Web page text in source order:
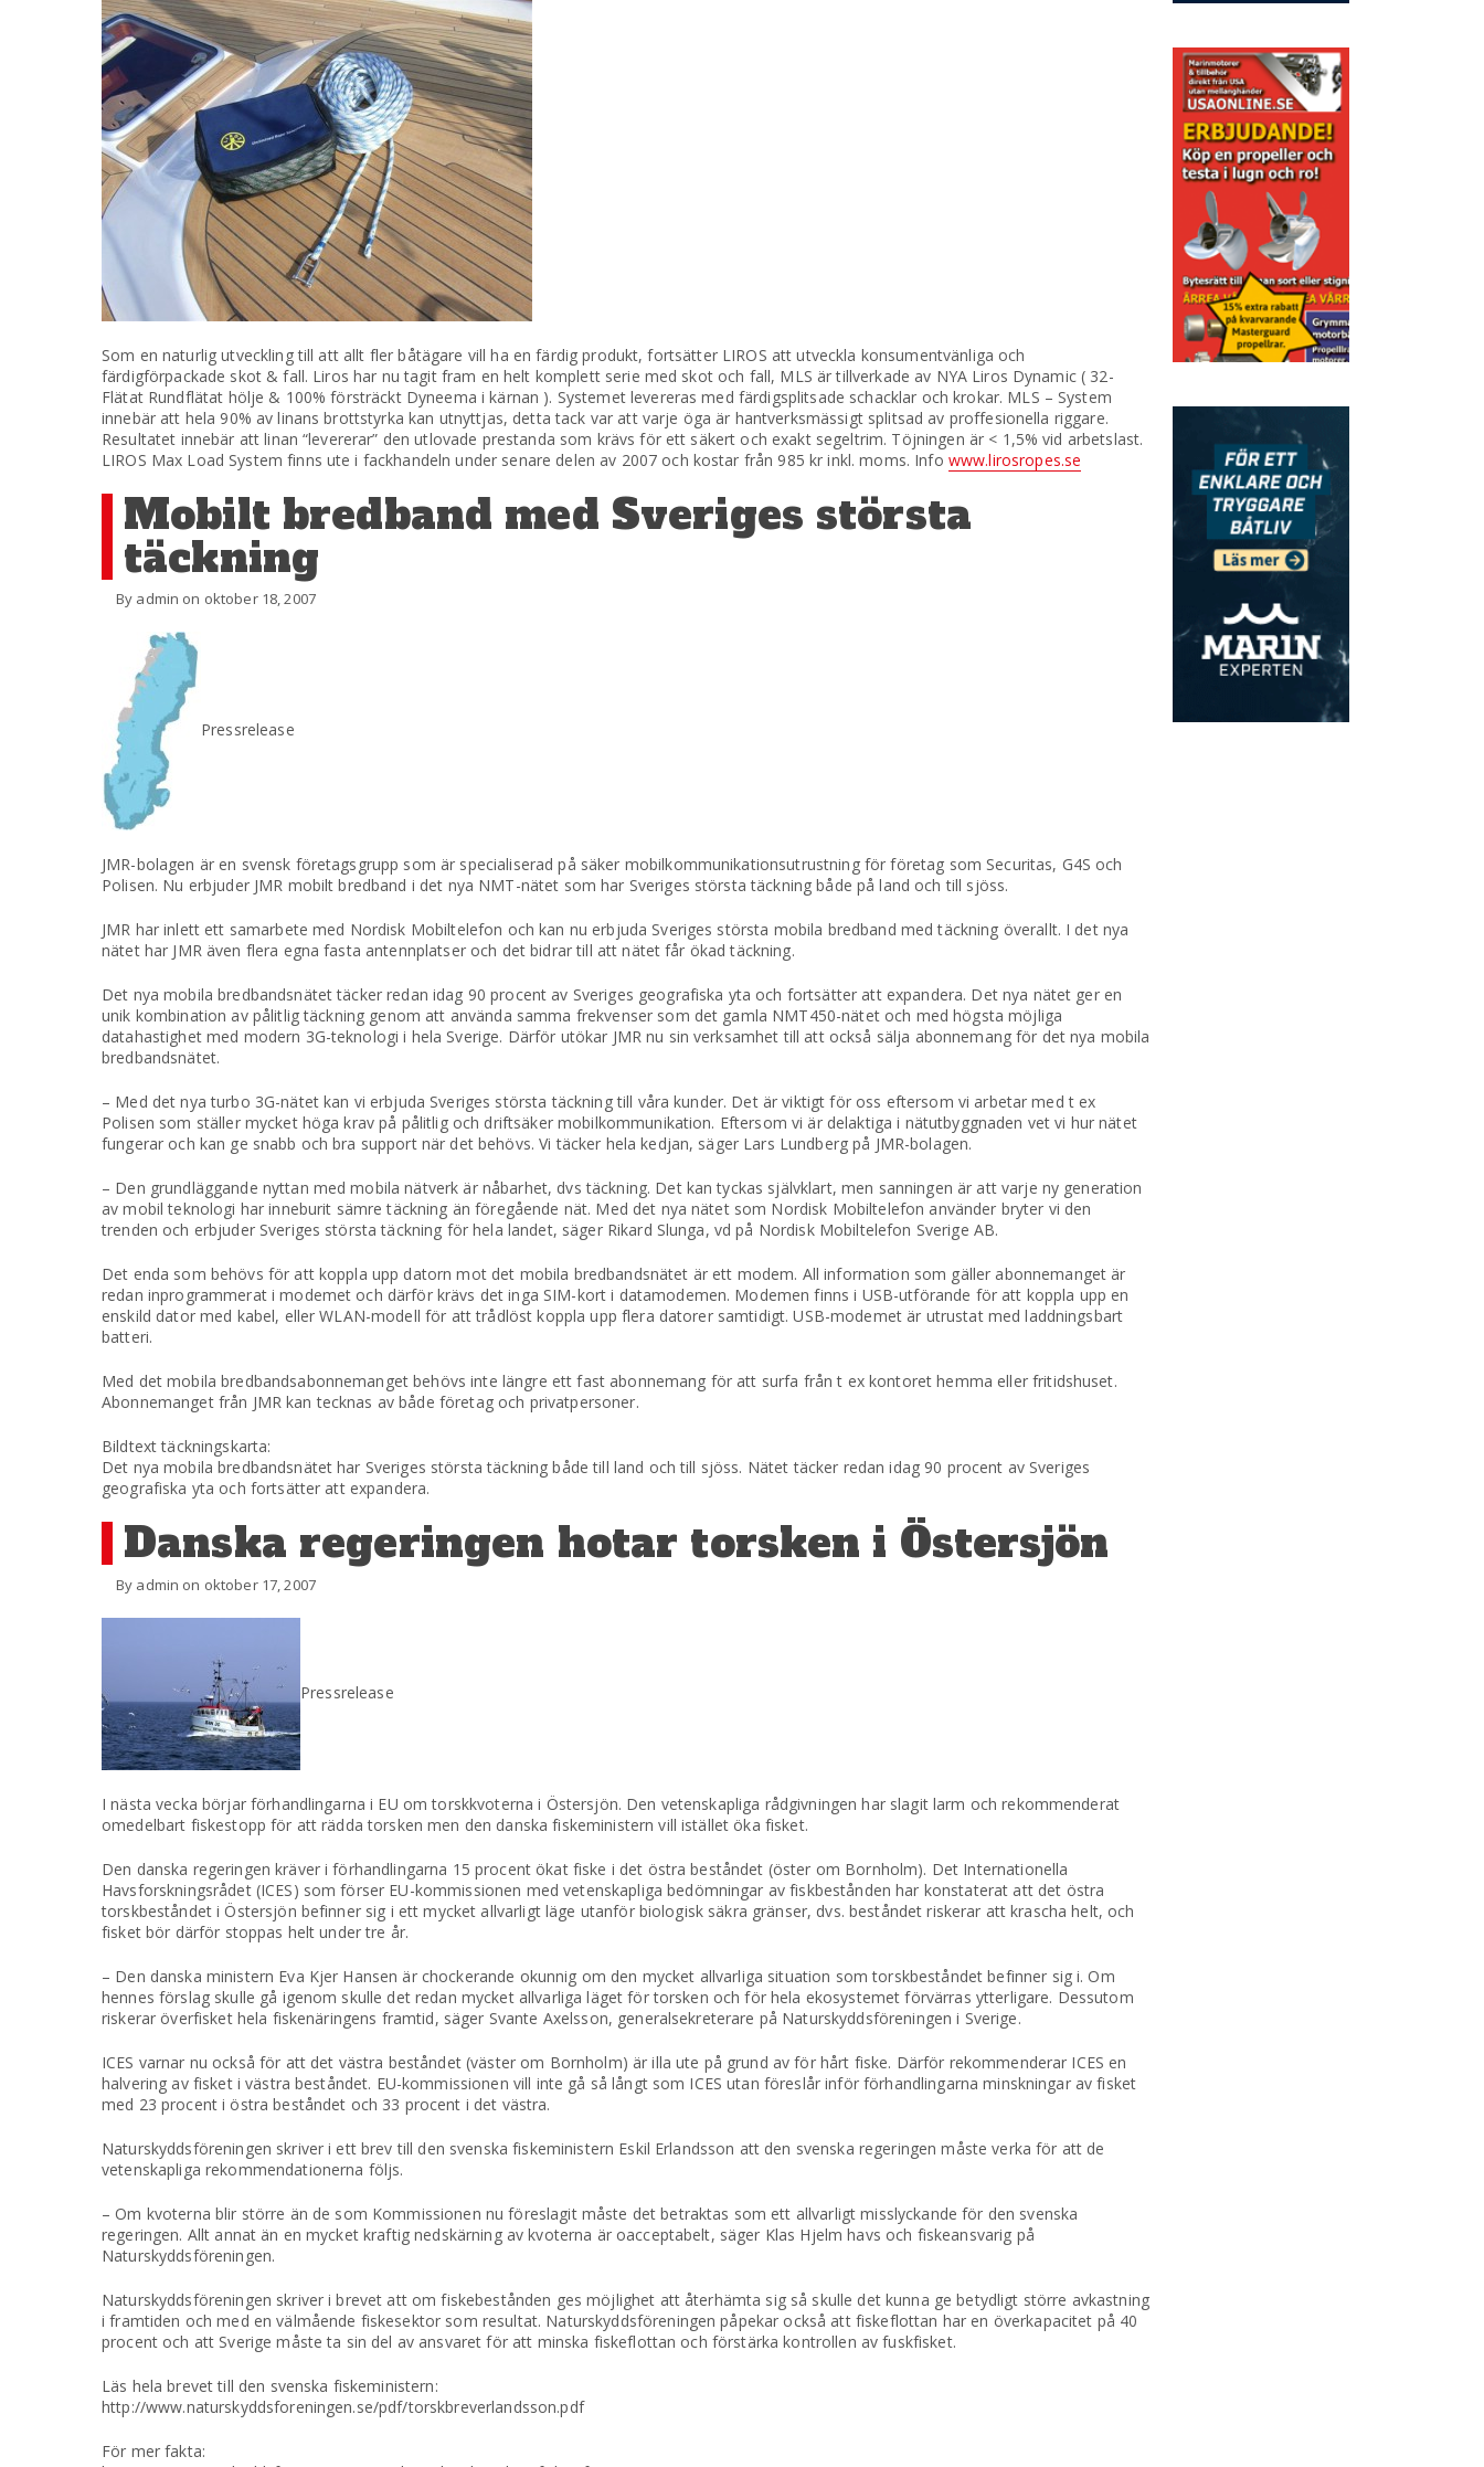
Som en naturlig utveckling till att allt fler båtägare vill ha en färdig produkt, fortsätter LIROS att utveckla konsumentvänliga och
färdigförpackade skot & fall. Liros har nu tagit fram en helt komplett serie med skot och fall, MLS är tillverkade av NYA Liros Dynamic ( 32-
Flätat Rundflätat hölje & 100% försträckt Dyneema i kärnan ). Systemet levereras med färdigsplitsade schacklar och krokar. MLS – System
innebär att hela 90% av linans brottstyrka kan utnyttjas, detta tack var att varje öga är hantverksmässigt splitsad av proffesionella riggare.
Resultatet innebär att linan “levererar” den utlovade prestanda som krävs för ett säkert och exakt segeltrim. Töjningen är < 1,5% vid arbetslast.
LIROS Max Load System finns ute i fackhandeln under senare delen av 2007 och kostar från 985 kr inkl. moms. Info www.lirosropes.se
Mobilt bredband med Sveriges största
täckning
By admin on oktober 18, 2007
Pressrelease
JMR-bolagen är en svensk företagsgrupp som är specialiserad på säker mobilkommunikationsutrustning för företag som Securitas, G4S och
Polisen. Nu erbjuder JMR mobilt bredband i det nya NMT-nätet som har Sveriges största täckning både på land och till sjöss.
JMR har inlett ett samarbete med Nordisk Mobiltelefon och kan nu erbjuda Sveriges största mobila bredband med täckning överallt. I det nya
nätet har JMR även flera egna fasta antennplatser och det bidrar till att nätet får ökad täckning.
Det nya mobila bredbandsnätet täcker redan idag 90 procent av Sveriges geografiska yta och fortsätter att expandera. Det nya nätet ger en
unik kombination av pålitlig täckning genom att använda samma frekvenser som det gamla NMT450-nätet och med högsta möjliga
datahastighet med modern 3G-teknologi i hela Sverige. Därför utökar JMR nu sin verksamhet till att också sälja abonnemang för det nya mobila
bredbandsnätet.
– Med det nya turbo 3G-nätet kan vi erbjuda Sveriges största täckning till våra kunder. Det är viktigt för oss eftersom vi arbetar med t ex
Polisen som ställer mycket höga krav på pålitlig och driftsäker mobilkommunikation. Eftersom vi är delaktiga i nätutbyggnaden vet vi hur nätet
fungerar och kan ge snabb och bra support när det behövs. Vi täcker hela kedjan, säger Lars Lundberg på JMR-bolagen.
– Den grundläggande nyttan med mobila nätverk är nåbarhet, dvs täckning. Det kan tyckas självklart, men sanningen är att varje ny generation
av mobil teknologi har inneburit sämre täckning än föregående nät. Med det nya nätet som Nordisk Mobiltelefon använder bryter vi den
trenden och erbjuder Sveriges största täckning för hela landet, säger Rikard Slunga, vd på Nordisk Mobiltelefon Sverige AB.
Det enda som behövs för att koppla upp datorn mot det mobila bredbandsnätet är ett modem. All information som gäller abonnemanget är
redan inprogrammerat i modemet och därför krävs det inga SIM-kort i datamodemen. Modemen finns i USB-utförande för att koppla upp en
enskild dator med kabel, eller WLAN-modell för att trådlöst koppla upp flera datorer samtidigt. USB-modemet är utrustat med laddningsbart
batteri.
Med det mobila bredbandsabonnemanget behövs inte längre ett fast abonnemang för att surfa från t ex kontoret hemma eller fritidshuset.
Abonnemanget från JMR kan tecknas av både företag och privatpersoner.
Bildtext täckningskarta:
Det nya mobila bredbandsnätet har Sveriges största täckning både till land och till sjöss. Nätet täcker redan idag 90 procent av Sveriges
geografiska yta och fortsätter att expandera.
Danska regeringen hotar torsken i Östersjön
By admin on oktober 17, 2007
Pressrelease
I nästa vecka börjar förhandlingarna i EU om torskkvoterna i Östersjön. Den vetenskapliga rådgivningen har slagit larm och rekommenderat
omedelbart fiskestopp för att rädda torsken men den danska fiskeministern vill istället öka fisket.
Den danska regeringen kräver i förhandlingarna 15 procent ökat fiske i det östra beståndet (öster om Bornholm). Det Internationella
Havsforskningsrådet (ICES) som förser EU-kommissionen med vetenskapliga bedömningar av fiskbestånden har konstaterat att det östra
torskbeståndet i Östersjön befinner sig i ett mycket allvarligt läge utanför biologisk säkra gränser, dvs. beståndet riskerar att krascha helt, och
fisket bör därför stoppas helt under tre år.
– Den danska ministern Eva Kjer Hansen är chockerande okunnig om den mycket allvarliga situation som torskbeståndet befinner sig i. Om
hennes förslag skulle gå igenom skulle det redan mycket allvarliga läget för torsken och för hela ekosystemet förvärras ytterligare. Dessutom
riskerar överfisket hela fiskenäringens framtid, säger Svante Axelsson, generalsekreterare på Naturskyddsföreningen i Sverige.
ICES varnar nu också för att det västra beståndet (väster om Bornholm) är illa ute på grund av för hårt fiske. Därför rekommenderar ICES en
halvering av fisket i västra beståndet. EU-kommissionen vill inte gå så långt som ICES utan föreslår inför förhandlingarna minskningar av fisket
med 23 procent i östra beståndet och 33 procent i det västra.
Naturskyddsföreningen skriver i ett brev till den svenska fiskeministern Eskil Erlandsson att den svenska regeringen måste verka för att de
vetenskapliga rekommendationerna följs.
– Om kvoterna blir större än de som Kommissionen nu föreslagit måste det betraktas som ett allvarligt misslyckande för den svenska
regeringen. Allt annat än en mycket kraftig nedskärning av kvoterna är oacceptabelt, säger Klas Hjelm havs och fiskeansvarig på
Naturskyddsföreningen.
Naturskyddsföreningen skriver i brevet att om fiskebestånden ges möjlighet att återhämta sig så skulle det kunna ge betydligt större avkastning
i framtiden och med en välmående fiskesektor som resultat. Naturskyddsföreningen påpekar också att fiskeflottan har en överkapacitet på 40
procent och att Sverige måste ta sin del av ansvaret för att minska fiskeflottan och förstärka kontrollen av fuskfisket.
Läs hela brevet till den svenska fiskeministern:
http://www.naturskyddsforeningen.se/pdf/torskbreverlandsson.pdf
För mer fakta: